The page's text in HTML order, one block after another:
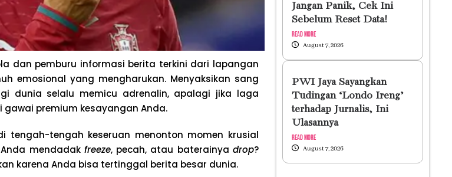
dan pemburu informasi berita terkini dari lapangan
emosional yang mengharukan. Menyaksikan sang
dunia selalu memicu adrenalin, apalagi jika laga
premium kesayangan Anda.
tengah-tengah keseruan menonton momen krusial
mendadak freeze, pecah, atau baterainya drop?
karena Anda bisa tertinggal berita besar dunia.
Jangan Panik, Cek Ini
Sebelum Reset Data!
Read More
August 7, 2026
PWI Jaya Sayangkan
Tudingan ‘Londo Ireng’
terhadap Jurnalis, Ini
Ulasannya
Read More
August 7, 2026